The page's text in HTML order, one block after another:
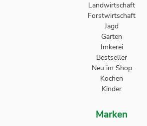
Landwirtschaft
Forstwirtschaft
Jagd
Garten
Imkerei
Bestseller
Neu im Shop
Kochen
Kinder
Marken